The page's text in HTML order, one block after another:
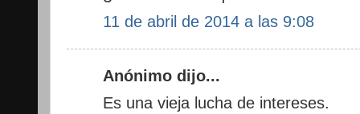
11 de abril de 2014 a las 9:08
Anónimo dijo...
Es una vieja lucha de intereses.